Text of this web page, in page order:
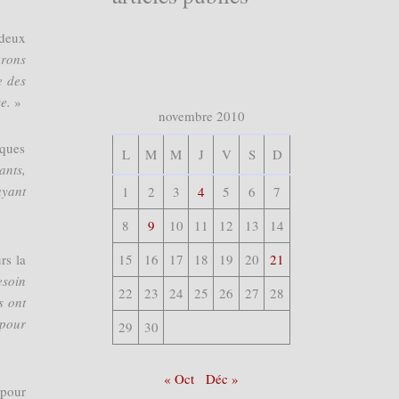
des
»
la
ont
novembre 2010
L M M J V S D
1 2 3 4 5 6
7
8
9 10 11 12 13
14
15
16 17 18 19 20
21
22
23 24 25 26 27
28
29
30
« Oct Déc »